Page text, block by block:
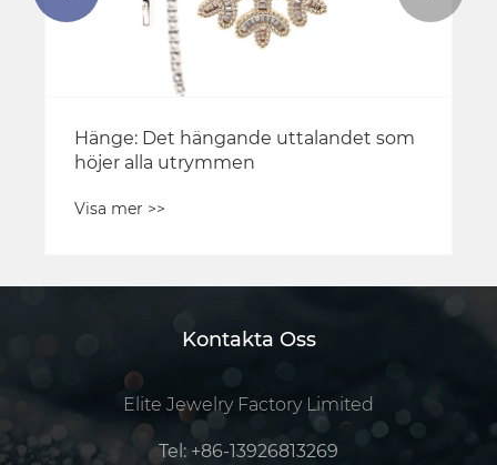
Hänge: Det hängande uttalandet som
höjer alla utrymmen
Visa mer >>
Kontakta Oss
Elite Jewelry Factory Limited
Tel: +86-13926813269